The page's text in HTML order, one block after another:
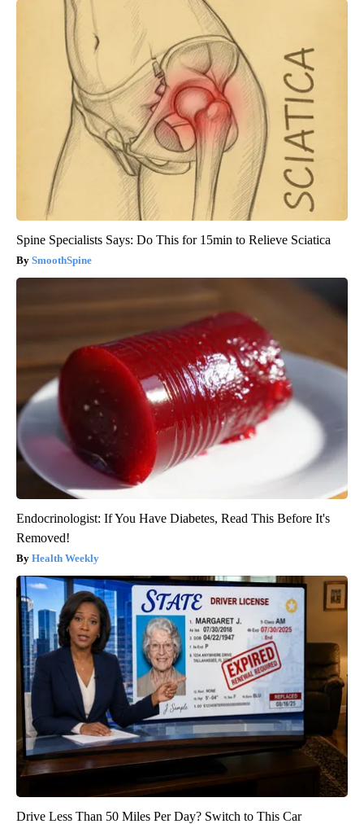
Spine Specialists Says: Do This for 15min to Relieve Sciatica
SmoothSpine
Endocrinologist: If You Have Diabetes, Read This Before It's
Removed!
Health Weekly
Drive Less Than 50 Miles Per Day? Switch to This Car